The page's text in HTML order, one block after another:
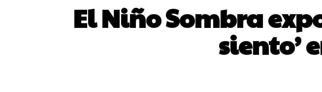
El Niño Sombra
siento’